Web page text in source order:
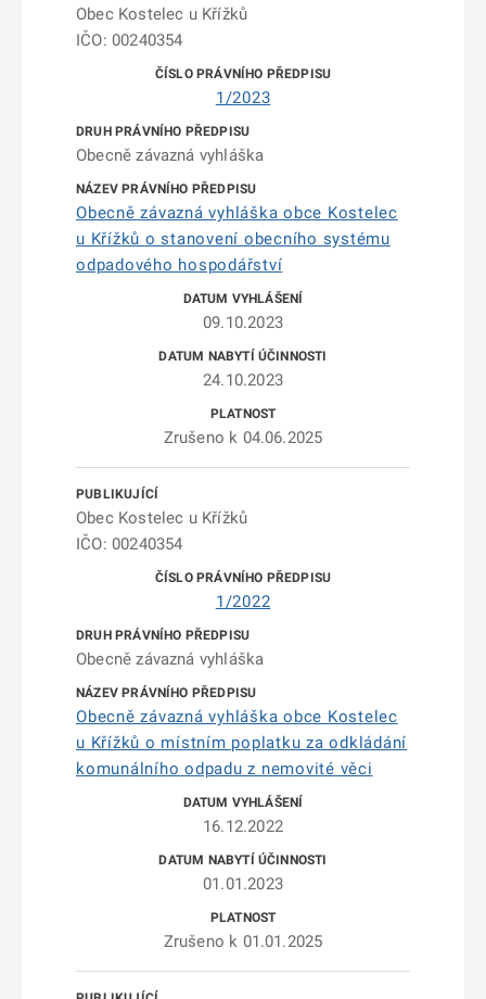
Obec Kostelec u Křížků
IČO: 00240354
1/2023
Obecně závazná vyhláška
Obecně závazná vyhláška obce Kostelec
u Křížků o stanovení obecního systému
odpadového hospodářství
09.10.2023
24.10.2023
Zrušeno k 04.06.2025
Obec Kostelec u Křížků
IČO: 00240354
1/2022
Obecně závazná vyhláška
Obecně závazná vyhláška obce Kostelec
u Křížků o místním poplatku za odkládání
komunálního odpadu z nemovité věci
16.12.2022
01.01.2023
Zrušeno k 01.01.2025